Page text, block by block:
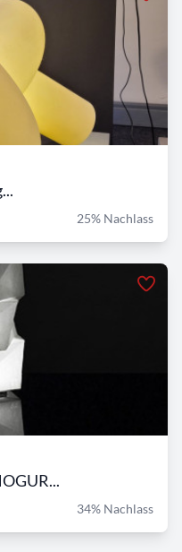
25% Nachlass
34% Nachlass